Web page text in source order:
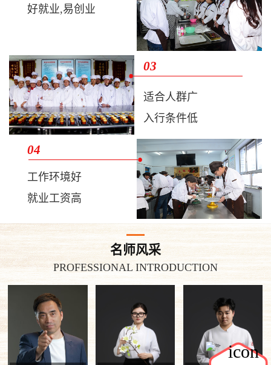
好就业,易创业
03
适合人群广
入行条件低
04
工作环境好
就业工资高
名师风采
PROFESSIONAL INTRODUCTION